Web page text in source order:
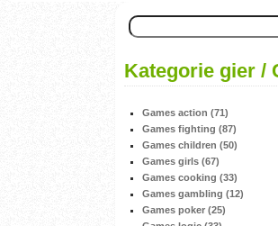
Kategorie gier /
Games action (71)
Games fighting (87)
Games children (50)
Games girls (67)
Games cooking (33)
Games gambling (12)
Games poker (25)